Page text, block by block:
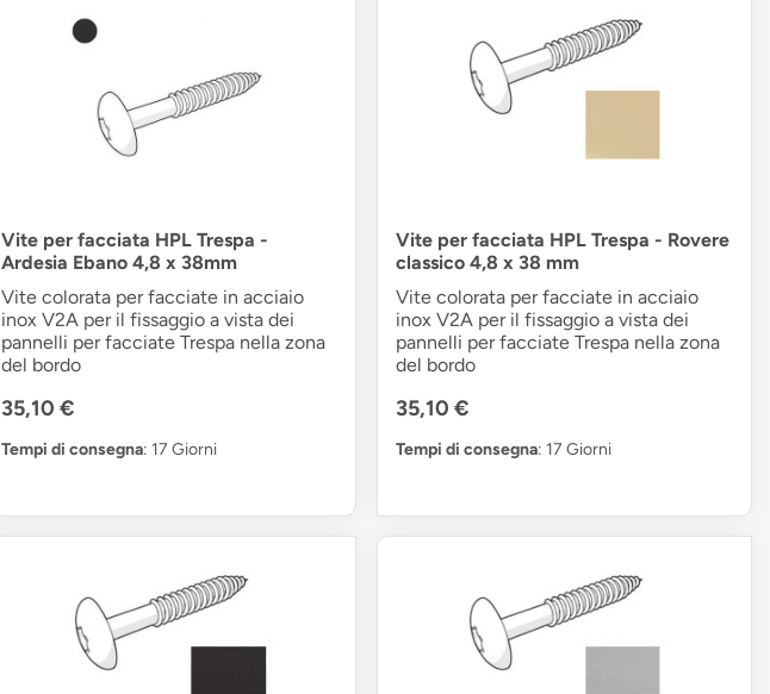
Vite per facciata HPL Trespa -
Ardesia Ebano 4,8 x 38mm
Vite colorata per facciate in acciaio
inox V2A per il fissaggio a vista dei
pannelli per facciate Trespa nella zona
del bordo
35,10 €
Tempi di consegna: 17 Giorni
Vite per facciata HPL Trespa - Rovere
classico 4,8 x 38 mm
Vite colorata per facciate in acciaio
inox V2A per il fissaggio a vista dei
pannelli per facciate Trespa nella zona
del bordo
35,10 €
Tempi di consegna: 17 Giorni